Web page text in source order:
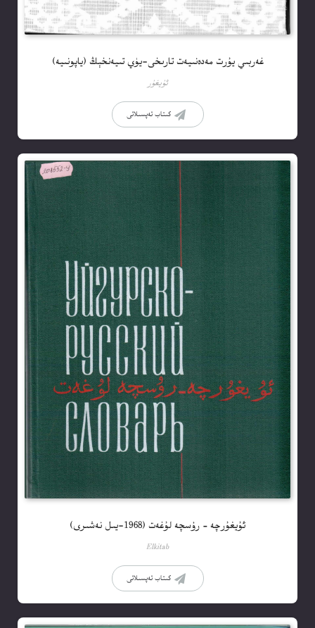
غەربىي يۇرت مەدەنىيەت تارىخى-يۈي تىيەنخېڭ (ياپونىيە)
ئۇيغۇر
كىتاب تەپسىلاتى
ئۇيغۇرچە – رۇسچە لۇغەت (1968-يىل نەشىرى)
Elkitab
كىتاب تەپسىلاتى